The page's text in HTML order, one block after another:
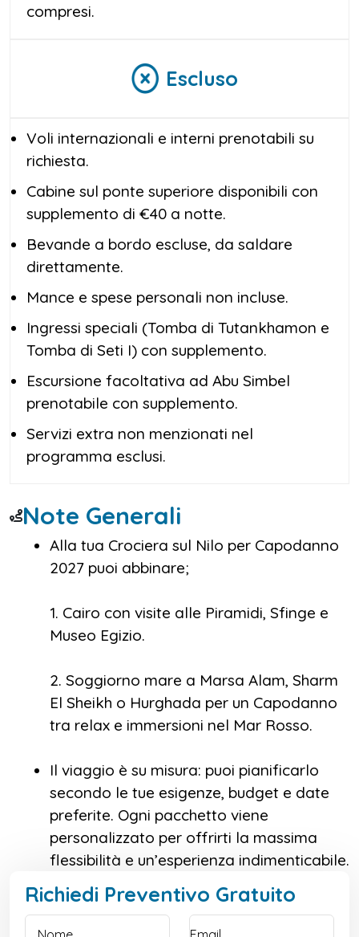
compresi.
Escluso
Voli internazionali e interni prenotabili su
richiesta.
Cabine sul ponte superiore disponibili con
supplemento di €40 a notte.
Bevande a bordo escluse, da saldare
direttamente.
Mance e spese personali non incluse.
Ingressi speciali (Tomba di Tutankhamon e
Tomba di Seti I) con supplemento.
Escursione facoltativa ad Abu Simbel
prenotabile con supplemento.
Servizi extra non menzionati nel
programma esclusi.
Note Generali
Alla tua Crociera sul Nilo per Capodanno
2027 puoi abbinare;
1. Cairo con visite alle Piramidi, Sfinge e
Museo Egizio.
2. Soggiorno mare a Marsa Alam, Sharm
El Sheikh o Hurghada per un Capodanno
tra relax e immersioni nel Mar Rosso.
Il viaggio è su misura: puoi pianificarlo
secondo le tue esigenze, budget e date
preferite. Ogni pacchetto viene
personalizzato per offrirti la massima
flessibilità e un’esperienza indimenticabile.
Richiedi Preventivo Gratuito